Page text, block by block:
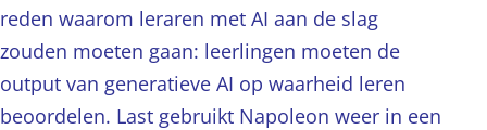
reden waarom leraren met AI aan de slag
zouden moeten gaan: leerlingen moeten de
output van generatieve AI op waarheid leren
beoordelen. Last gebruikt Napoleon weer in een